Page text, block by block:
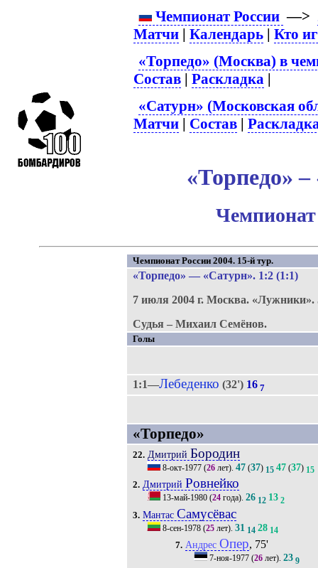
Чемпионат России —>
Матчи |Календарь |Кто
«Торпедо» (Москва) в
Состав |Раскладка |
«Сатурн» (Московская
Матчи | Состав |
«Торпедо»
Чемпионат
Чемпионат России 2004. 15-й тур.
«Торпедо» — «Сатурн». 1:2 (1:1)
7 июля 2004 г. Москва. «Лужники».
Судья – Михаил Семёнов.
Голы
1:1—Лебеденко (32') 16 7
«Торпедо»
22. Дмитрий Бородин
8-окт-1977(26лет). 47(37) 15 47(37) 15
2. Дмитрий Ровнейко
13-май-1980(24года). 26 12 13 2
3. Мантас Самусёвас
8-сен-1978(25лет). 31 14 28 14
7. Андрес Опер, 75'
7-ноя-1977 (26 лет).23 9